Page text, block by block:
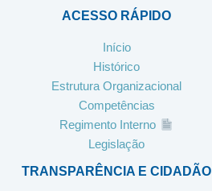
ACESSO RÁPIDO
Início
Histórico
Estrutura Organizacional
Competências
Regimento Interno
Legislação
TRANSPARÊNCIA E CIDADÃO